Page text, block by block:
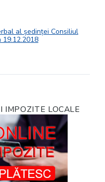
al ședinței Consiliul
19.12.2018
IMPOZITE LOCALE